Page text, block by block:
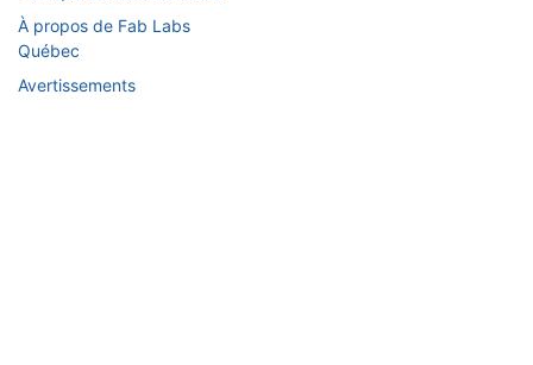
À propos de Fab Labs
Québec
Avertissements